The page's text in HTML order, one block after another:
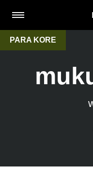
PARA KORE